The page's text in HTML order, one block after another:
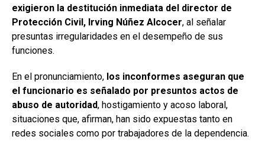
exigieron la destitución inmediata del director de
Protección Civil, Irving Núñez Alcocer, al señalar
presuntas irregularidades en el desempeño de sus
funciones.
En el pronunciamiento, los inconformes aseguran que
el funcionario es señalado por presuntos actos de
abuso de autoridad, hostigamiento y acoso laboral,
situaciones que, afirman, han sido expuestas tanto en
redes sociales como por trabajadores de la dependencia.